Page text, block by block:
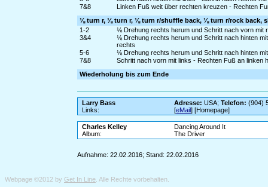
7&8
Linken Fuß weit über rechten kreuzen - Rechten
⅛ turn r, ⅛ turn r, ⅛ turn r/shuffle back, ⅛ turn r/rock back,
1-2
⅛ Drehung rechts herum und Schritt nach vorn
3&4
⅛ Drehung rechts herum und Schritt nach hinten
rechts
5-6
⅛ Drehung rechts herum und Schritt nach hinten
7&8
Schritt nach vorn mit links - Rechten Fuß an linken
Wiederholung bis zum Ende
Larry Bass Adresse: USA;Telefon: (904)
Links:
[eMail] [Homepage]
Charles Kelley
Dancing Around It
Album:
The Driver
Aufnahme: 22.02.2016; Stand: 22.02.2016
Webpage ©2012 by Get In Line . Alle Rechte vorbehalten.